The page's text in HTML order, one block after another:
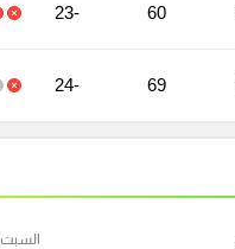
60
-23
69
-24
السبت 21 مارس 2026